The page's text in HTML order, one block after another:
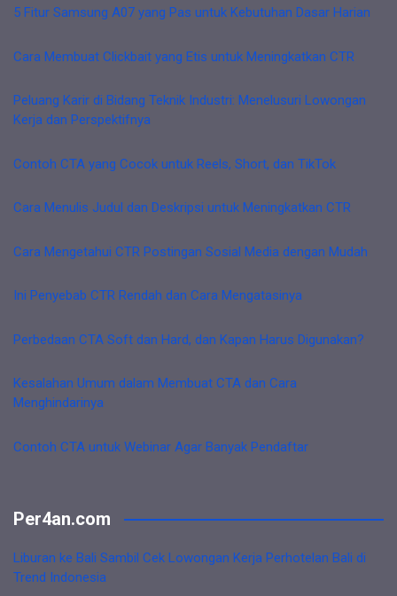
5 Fitur Samsung A07 yang Pas untuk Kebutuhan Dasar Harian
Cara Membuat Clickbait yang Etis untuk Meningkatkan CTR
Peluang Karir di Bidang Teknik Industri: Menelusuri Lowongan
Kerja dan Perspektifnya
Contoh CTA yang Cocok untuk Reels, Short, dan TikTok
Cara Menulis Judul dan Deskripsi untuk Meningkatkan CTR
Cara Mengetahui CTR Postingan Sosial Media dengan Mudah
Ini Penyebab CTR Rendah dan Cara Mengatasinya
Perbedaan CTA Soft dan Hard, dan Kapan Harus Digunakan?
Kesalahan Umum dalam Membuat CTA dan Cara
Menghindarinya
Contoh CTA untuk Webinar Agar Banyak Pendaftar
Per4an.com
Liburan ke Bali Sambil Cek Lowongan Kerja Perhotelan Bali di
Trend Indonesia